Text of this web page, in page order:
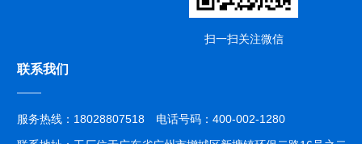
扫一扫关注微信
联系我们
服务热线：18028807518 电话号码：400-002-1280